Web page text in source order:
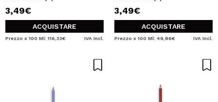
3,49€
ACQUISTARE
Prezzo x 100 Ml: 116,33€ IVA Incl.
3,49€
ACQUISTARE
Prezzo x 100 Ml: 49,86€ IVA Incl.